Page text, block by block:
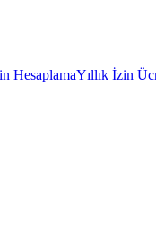
HesaplamaYıllık İzin